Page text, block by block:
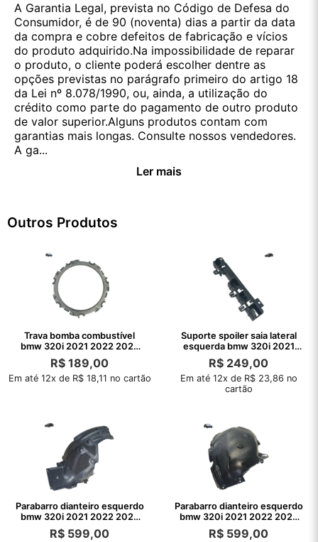
A Garantia Legal, prevista no Código de Defesa do
Consumidor, é de 90 (noventa) dias a partir da data
da compra e cobre defeitos de fabricação e vícios
do produto adquirido.Na impossibilidade de reparar
o produto, o cliente poderá escolher dentre as
opções previstas no parágrafo primeiro do artigo 18
da Lei nº 8.078/1990, ou, ainda, a utilização do
crédito como parte do pagamento de outro produto
de valor superior.Alguns produtos contam com
garantias mais longas. Consulte nossos vendedores.
A ga...
Ler mais
Outros Produtos
Trava bomba combustível
bmw 320i 2021 2022 2023
2024
R$ 189,00
Em até 12x de R$ 18,11 no cartão
Suporte spoiler saia lateral
esquerda bmw 320i 2021
2022
R$ 249,00
Em até 12x de R$ 23,86 no
cartão
Parabarro dianteiro esquerdo
bmw 320i 2021 2022 2023
frente
R$ 599,00
Parabarro dianteiro esquerdo
bmw 320i 2021 2022 2023
2024
R$ 599,00